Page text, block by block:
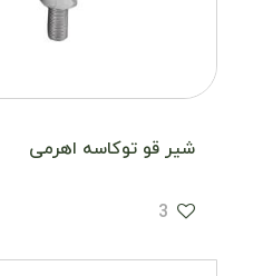
شیر قو توکاسه اهرمی
3